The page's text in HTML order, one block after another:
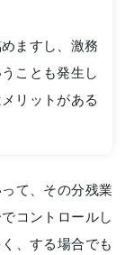
ますし、激務
ことも発生し
リットがある
て、その分残業
コントロールし
、する場合でも